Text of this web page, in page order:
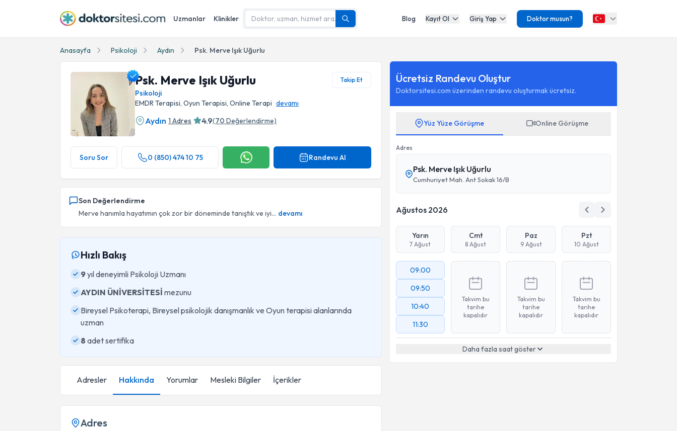
Uzmanlar Klinikler Blog Kayıt Ol Giriş Yap Doktor musun?
Anasayfa Psikoloji Aydın Psk. Merve Işık Uğurlu
Psk. Merve Işık Uğurlu Takip Et
Psikoloji
EMDR Terapisi, Oyun Terapisi, Online Terapi devamı
Aydın 1 Adres 4.9(70 Değerlendirme)
Soru Sor 0 (850) 474 10 75 Randevu Al
Son Değerlendirme
Merve hanımla hayatımın çok zor bir döneminde tanıştık ve iyi... devamı
Hızlı Bakış
9yıl deneyimli Psikoloji Uzmanı
AYDIN ÜNİVERSİTESİ mezunu
Bireysel Psikoterapi, Bireysel psikolojik danışmanlık ve Oyun terapisi alanlarında
uzman
8 adet sertifika
Adresler Hakkında Yorumlar Mesleki Bilgiler İçerikler
Adres
Ücretsiz Randevu Oluştur
Doktorsitesi.com üzerinden randevu oluşturmak ücretsiz.
Yüz Yüze Görüşme Online Görüşme
Adres
Psk. Merve Işık Uğurlu
Cumhuriyet Mah. Ant Sokak 16/B
Ağustos 2026
Yarın
7 Ağust
Cmt
8 Ağust
Paz
9 Ağust
Pzt
10 Ağust
09:00
09:50
10:40
11:30
Takvim bu
tarihe
kapalıdır
Takvim bu
tarihe
kapalıdır
Takvim bu
tarihe
kapalıdır
Daha fazla saat göster